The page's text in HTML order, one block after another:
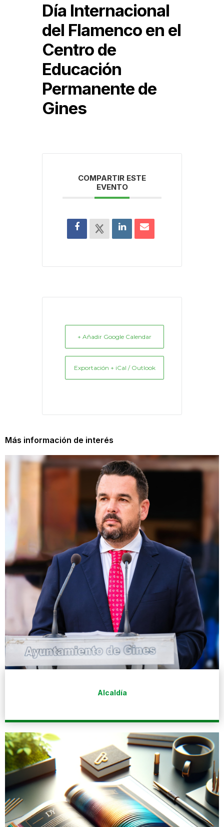
Día Internacional
del Flamenco en el
Centro de
Educación
Permanente de
Gines
COMPARTIR ESTE
EVENTO
+ Añadir Google Calendar
Exportación + iCal / Outlook
Más información de interés
Alcaldía